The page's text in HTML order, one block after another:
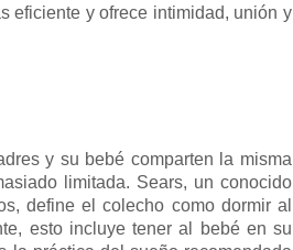
eficiente y ofrece intimidad, unión y
y su bebé comparten la misma
limitada. Sears, un conocido
define el colecho como dormir al
esto incluye tener al bebé en su